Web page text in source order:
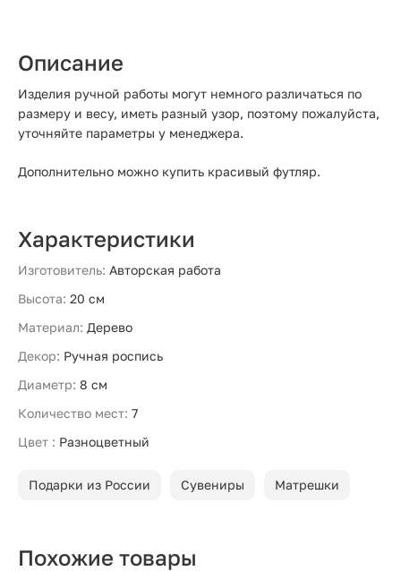
Описание
Изделия ручной работы могут немного различаться по
размеру и весу, иметь разный узор, поэтому пожалуйста,
уточняйте параметры у менеджера.
Дополнительно можно купить красивый футляр.
Характеристики
Изготовитель: Авторская работа
Высота: 20 см
Материал: Дерево
Декор: Ручная роспись
Диаметр: 8 см
Количество мест: 7
Цвет : Разноцветный
Подарки из России Сувениры Матрешки
Похожие товары